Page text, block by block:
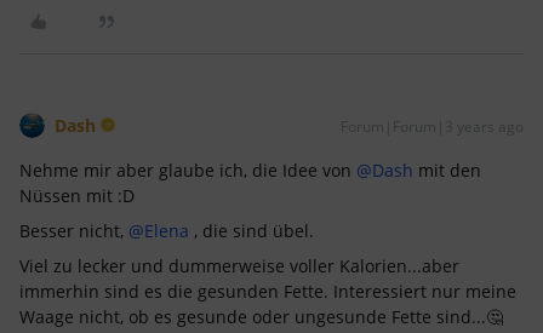
Dash Forum|Forum|3 years ago
Nehme mir aber glaube ich, die Idee von @Dash mit den
Nüssen mit :D
Besser nicht, @Elena , die sind übel.
Viel zu lecker und dummerweise voller Kalorien...aber
immerhin sind es die gesunden Fette. Interessiert nur meine
Waage nicht, ob es gesunde oder ungesunde Fette sind...🤔